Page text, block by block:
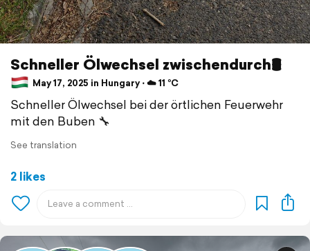
Schneller Ölwechsel zwischendurch🛢️
May 17, 2025 in Hungary ⋅ ☁️ 11 °C
Schneller Ölwechsel bei der örtlichen Feuerwehr
mit den Buben 🔧
See translation
2 likes